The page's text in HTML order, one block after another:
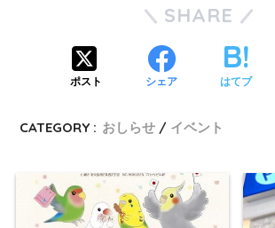
SHARE
ポスト シェア はてブ
CATEGORY : おしらせ イベント